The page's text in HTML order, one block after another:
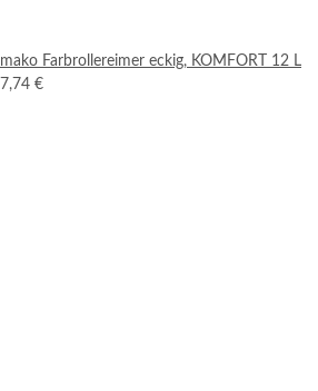
mako Farbrollereimer eckig, KOMFORT 12 L
7,74 €